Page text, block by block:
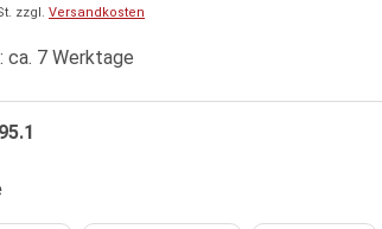
zzgl. Versandkosten
ca. 7 Werktage
auswählen